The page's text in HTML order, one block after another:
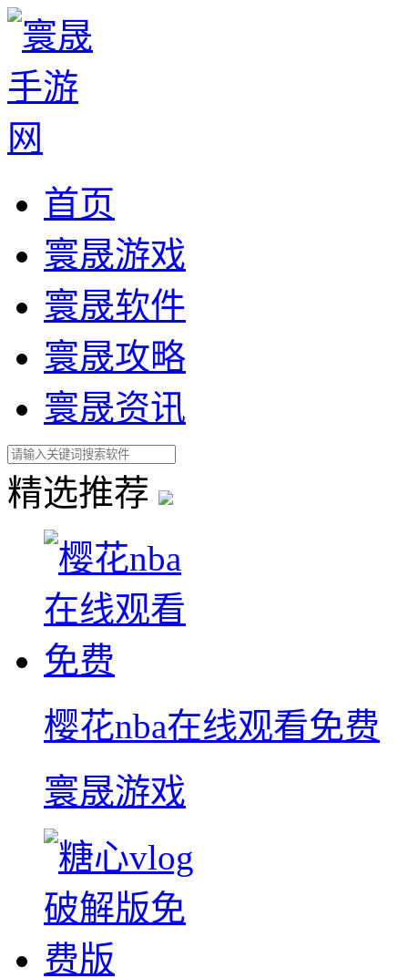
首页
寰晟游戏
寰晟软件
寰晟攻略
寰晟资讯
精选推荐
樱花nba在线观看免费
寰晟游戏